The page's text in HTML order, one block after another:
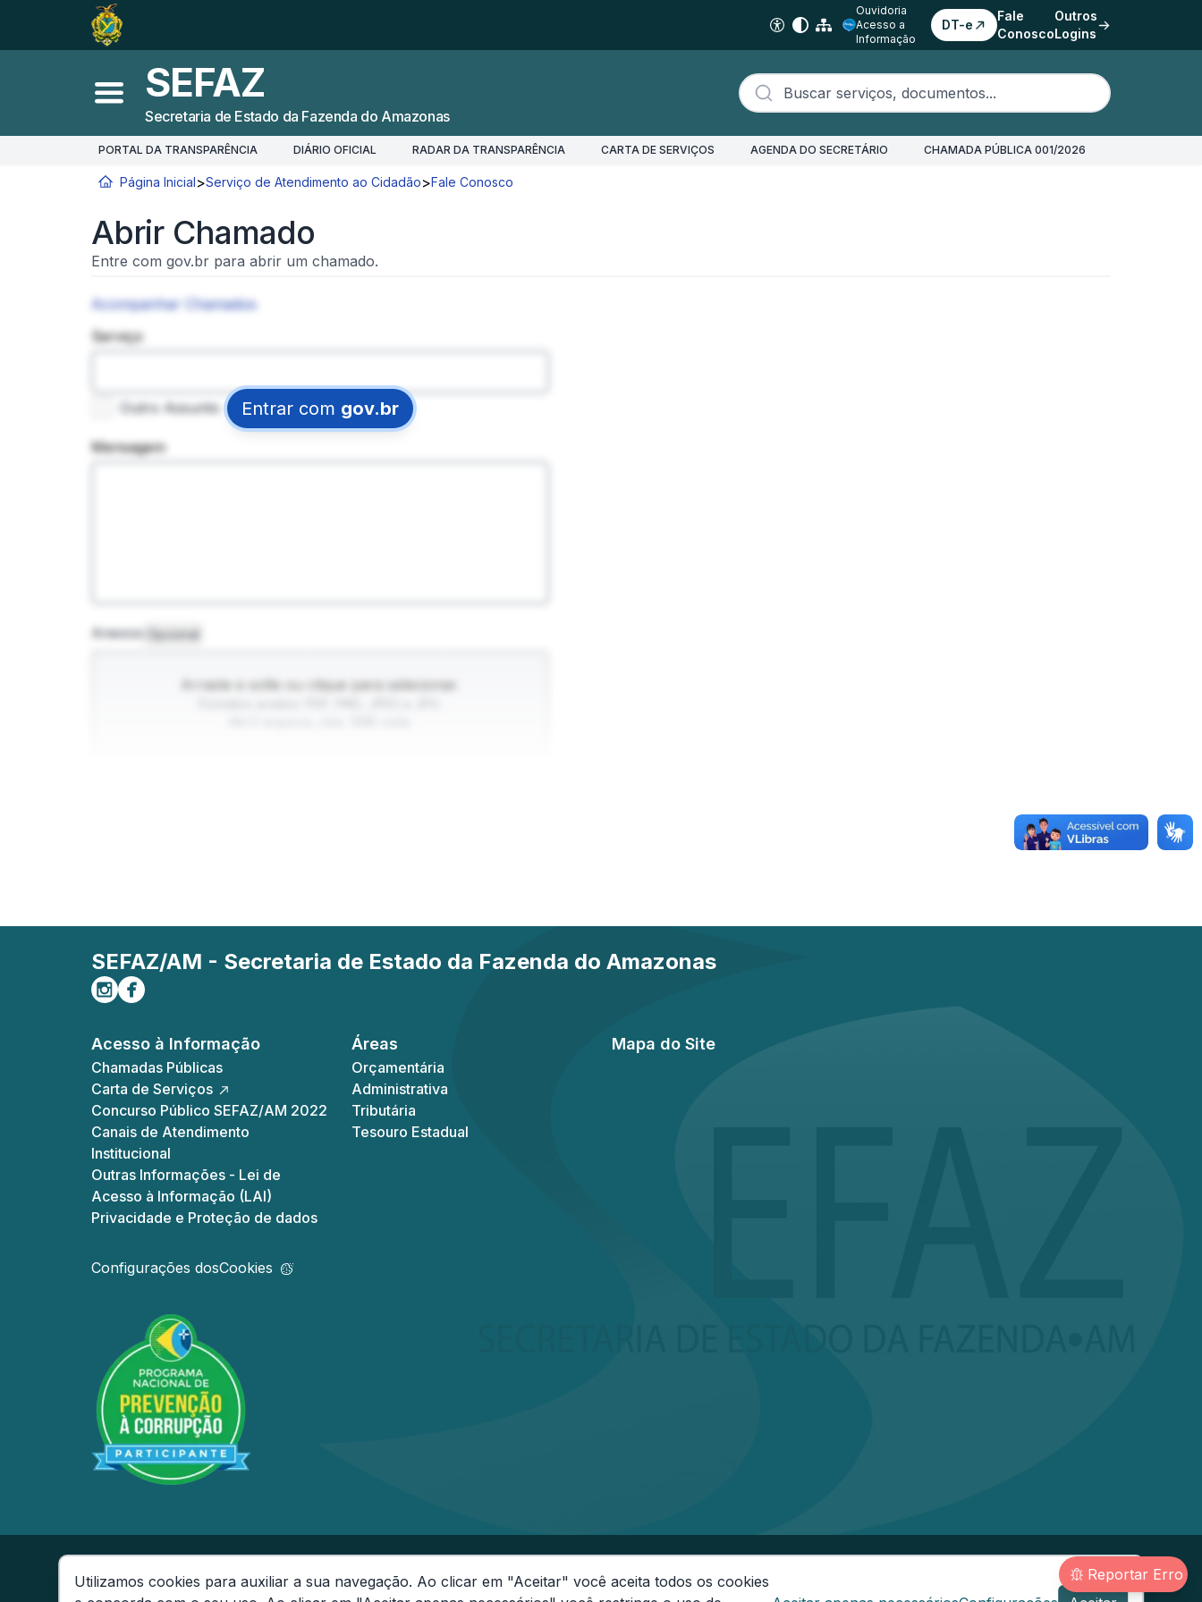
Ir para a
Busca 2
Ouvidoria
Acesso a
Informação
DT-e
Fale
Conosco
Outros
Logins
Abrir menu principal
SEFAZ
Secretaria de Estado da Fazenda do Amazonas
Buscar serviços, documentos...
PORTAL DA TRANSPARÊNCIA DIÁRIO OFICIAL RADAR DA TRANSPARÊNCIA CARTA DE SERVIÇOS AGENDA DO SECRETÁRIO CHAMADA PÚBLICA 001/2026
Você está aqui:
Página Inicial>Serviço de Atendimento ao Cidadão>Fale Conosco
Abrir Chamado
Entre com gov.br para abrir um chamado.
Entrar com gov.br
Acompanhar Chamados
Serviço
Outro Assunto
Mensagem
Anexos Opcional
Arraste e solte ou clique para selecionar.
SEFAZ/AM - Secretaria de Estado da Fazenda do Amazonas
Siga-nos no Instagram
Curta-nos no Facebook
Acesso à Informação
Chamadas Públicas
Carta de Serviços
Concurso Público SEFAZ/AM 2022
Canais de Atendimento
Institucional
Outras Informações - Lei de
Acesso à Informação (LAI)
Privacidade e Proteção de dados
Áreas
Orçamentária
Administrativa
Tributária
Tesouro Estadual
Mapa do Site
Configurações dosCookies
Av André Araújo, 150 - Aleixo - CEP: 69060-000
Segunda a Sexta das 08h às 14h Email: ouvidoria@sefaz.am.gov.br
Reportar Erro
Utilizamos cookies para auxiliar a sua navegação. Ao clicar em "Aceitar" você aceita todos os cookies